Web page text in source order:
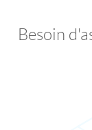
Besoin